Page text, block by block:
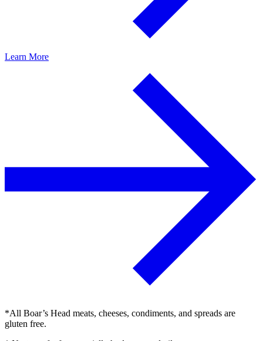
Learn More
*All Boar’s Head meats, cheeses, condiments, and spreads are
gluten free.